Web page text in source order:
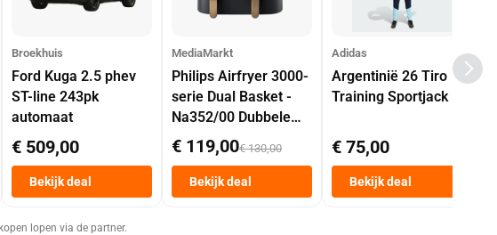
Broekhuis
Ford Kuga 2.5 phev
ST-line 243pk
automaat
€ 509,00
Bekijk deal
MediaMarkt
Philips Airfryer 3000-
serie Dual Basket -
Na352/00 Dubbele
Mand 9 L Tot 6
Personen
Heteluchtfriteuse
Zwart
€ 119,00€ 130,00
Bekijk deal
Adidas
Argentinië 26 Tiro
Training Sportjack
€ 75,00
Bekijk deal
lopen via de partner.